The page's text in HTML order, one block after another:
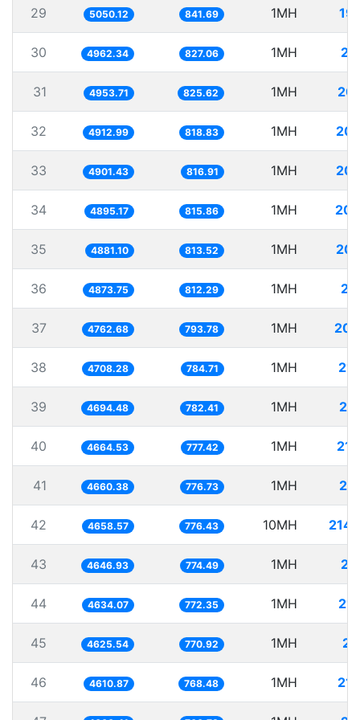
29 5050.12 841.69 1MH
30 4962.34 827.06 1MH
31 4953.71 825.62 1MH
32 4912.99 818.83 1MH
33 4901.43 816.91 1MH
34 4895.17 815.86 1MH
35 4881.10 813.52 1MH
36 4873.75 812.29 1MH
37 4762.68 793.78 1MH
38 4708.28 784.71 1MH
39 4694.48 782.41 1MH
40 4664.53 777.42 1MH
41 4660.38 776.73 1MH
42 4658.57 776.43 10MH
43 4646.93 774.49 1MH
44 4634.07 772.35 1MH
45 4625.54 770.92 1MH
46 4610.87 768.48 1MH